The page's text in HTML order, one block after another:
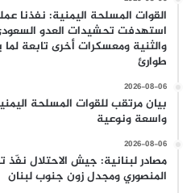
القوات المسلحة اليمنية: نفذنا
استهدفت تحشيدات العدو
والثنية ومعسكرات أخرى تابعة لما
طوارئ
2026-08-06
بيان مرتقب للقوات المسلحة
واسعة ونوعية
2026-08-06
مصادر لبنانية: جيش الاحتلال
المنصوري ومجدل زون جنوب لبنان